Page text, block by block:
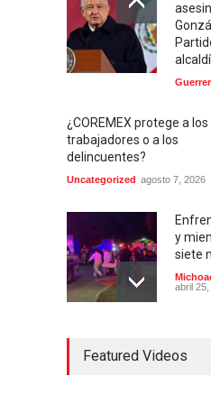
¿COREMEX protege a los
trabajadores o a los
delincuentes?
Uncategorized agosto 7, 2026
y
siete
abril
Featured Videos